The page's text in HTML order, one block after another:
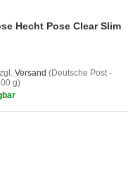
Hecht Pose Clear Slim
Versand (Deutsche Post -
g)